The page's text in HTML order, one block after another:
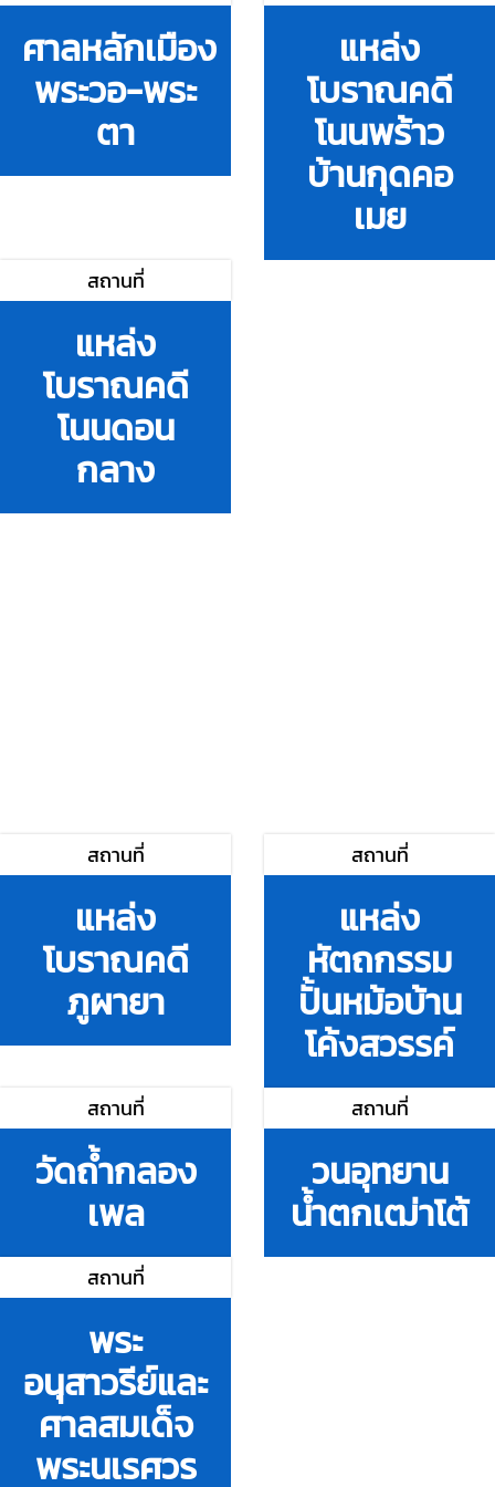
ศาลหลักเมือง
พระวอ-พระ
ตา
แหล่ง
โบราณคดี
โนนพร้าว
บ้านกุดคอ
เมย
สถานที่
แหล่ง
โบราณคดี
โนนดอน
กลาง
สถานที่
แหล่ง
โบราณคดี
ภูผายา
สถานที่
แหล่ง
หัตถกรรม
ปั้นหม้อบ้าน
โค้งสวรรค์
สถานที่
วัดถ้ำกลอง
เพล
สถานที่
วนอุทยาน
น้ำตกเฒ่าโต้
สถานที่
พระ
อนุสาวรีย์และ
ศาลสมเด็จ
พระนเรศวร